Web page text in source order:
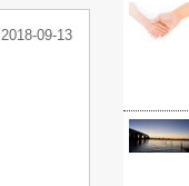
2018-09-13